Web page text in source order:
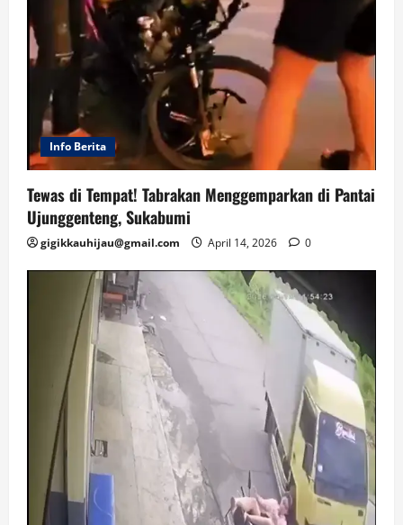
Info Berita
Tewas di Tempat! Tabrakan Menggemparkan di Pantai
Ujunggenteng, Sukabumi
gigikkauhijau@gmail.com April 14, 2026 0